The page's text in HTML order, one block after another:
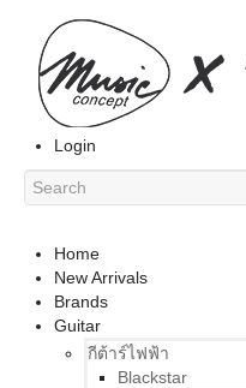
Login
Home
New Arrivals
Brands
Guitar
กีต้าร์ไฟฟ้า
Blackstar